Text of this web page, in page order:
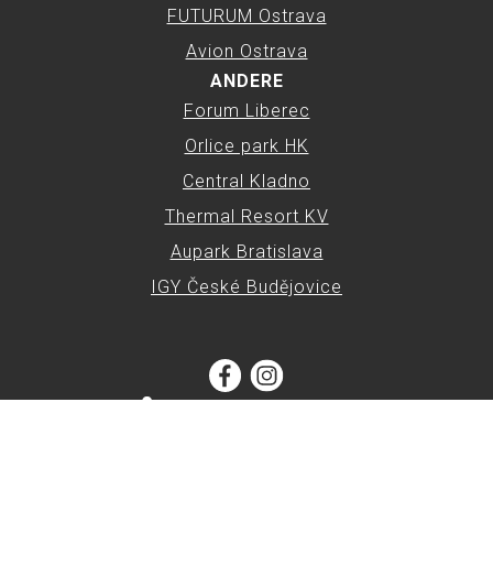
FUTURUM Ostrava
Avion Ostrava
ANDERE
Forum Liberec
Orlice park HK
Central Kladno
Thermal Resort KV
Aupark Bratislava
IGY České Budějovice